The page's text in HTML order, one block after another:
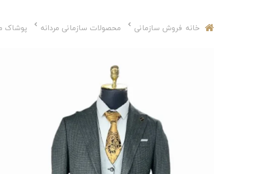
خانه فروش سازمانی محصولات سازمانی مردانه پوشاک